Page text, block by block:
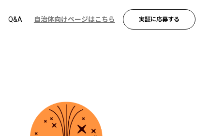
Q&A 自治体向けページはこちら 実証に応募する